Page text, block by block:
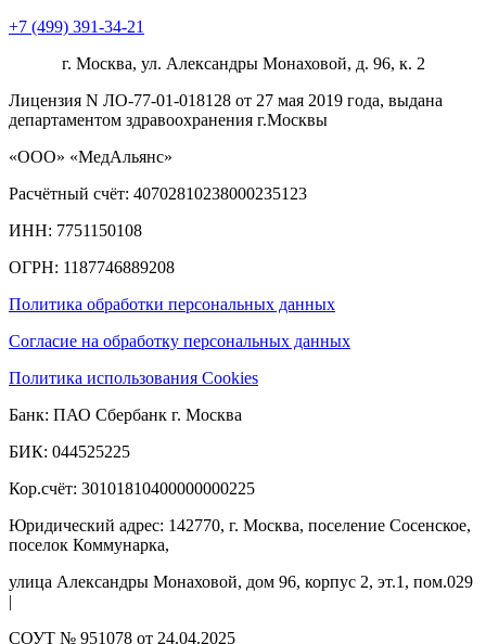
+7 (499) 391-34-21
г. Москва, ул. Александры Монаховой, д. 96, к. 2
Лицензия N ЛО-77-01-018128 от 27 мая 2019 года, выдана
департаментом здравоохранения г.Москвы
«ООО» «МедАльянс»
Расчётный счёт: 40702810238000235123
ИНН: 7751150108
ОГРН: 1187746889208​
Политика обработки персональных данных
Согласие на обработку персональных данных
Политика использования Cookies
Банк: ПАО Сбербанк г. Москва
БИК: 044525225
Кор.счёт: 30101810400000000225
Юридический адрес: 142770, г. Москва, поселение Сосенское,
поселок Коммунарка,
улица Александры Монаховой, дом 96, корпус 2, эт.1, пом.029
|
СОУТ № 951078 от 24.04.2025